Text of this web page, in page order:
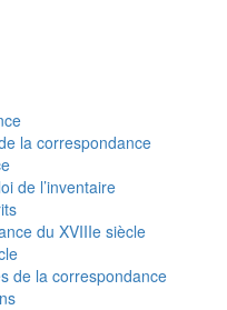
la correspondance
de l’inventaire
du XVIIIe siècle
de la correspondance